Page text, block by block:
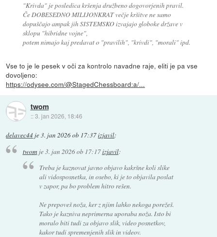
"Krivda" je posledica kršenja družbeno dogovorjenih pravil.
Če DOBESEDNO MILIJONKRAT večje kršitve ne samo
dopuščajo ampak jih SISTEMSKO izvajajo globoke države v
sklopu "hibridne vojne",
potem nimajo kaj predavat o "pravilih", "krivdi", "morali" ipd.
Vse to je le pesek v oči za kontrolo navadne raje, eliti je pa vse
dovoljeno:
https://odysee.com/@StagedChessboard:a/...
twom
::3. jan 2026, 18:46
delavec44 je3. jan 2026 ob 17:37izjavil:
twomje3. jan 2026 ob 17:17izjavil:
Treba je kaznovat javno objavo kakršne koli slike
ali vidosposnetka, in osebo, ki je to objavila poslat
v zapor, pa bo problem hitro rešen.
Ne prepoveš noža, ker z njim lahko nekoga porežeš.
Tako je kazniva neprimerna uporaba noža. Isto bi
moralo biti tudi za objavo slik, video posnetkov,
kakor tudi spremenjenih slik in videov.